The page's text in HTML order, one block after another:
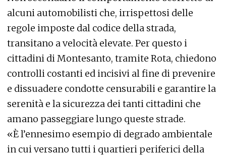
alcuni automobilisti che, irrispettosi delle
regole imposte dal codice della strada,
transitano a velocità elevate. Per questo i
cittadini di Montesanto, tramite Rota, chiedono
controlli costanti ed incisivi al fine di prevenire
e dissuadere condotte censurabili e garantire la
serenità e la sicurezza dei tanti cittadini che
amano passeggiare lungo queste strade.
«È l’ennesimo esempio di degrado ambientale
in cui versano tutti i quartieri periferici della